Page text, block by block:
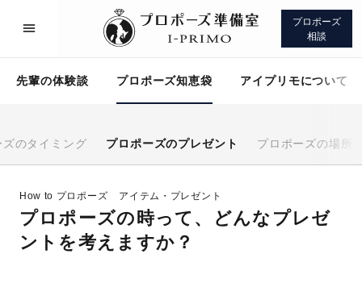
プロポーズ
相談
先輩の体験談 プロポーズ知恵袋 アイプリモについて
のタイミング プロポーズのプレゼント プロポーズの場所
How to プロポーズ アイテム・プレゼント
プロポーズの時って、どんなプレゼ
ントを考えますか？
プロポーズサポート 先輩の体験談
プロポーズ知恵袋